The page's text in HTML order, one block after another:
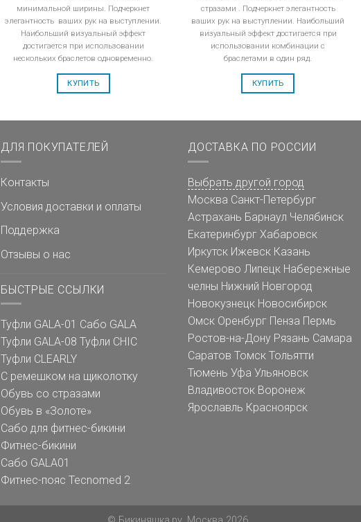
минимальной ширины. Подчеркнет
элегантность ваших рук на выступлении.
Наибольший визуальный эффект
достигается при использовании
нескольких браслетов одновременно.
КУПИТЬ
стразами . Подчеркнет элегантность
ваших рук на выступлении. Наибольший
визуальный эффект достигается при
использовании комбинации с
браслетами в один ряд.
КУПИТЬ
ДЛЯ ПОКУПАТЕЛЕЙ
Контакты
Условия доставки и оплаты
Поддержка
Отзывы о нас
БЫСТРЫЕ ССЫЛКИ
Туфли GALA-01 Сабо GALA
Туфли GALA-08 Туфли CHIC
Туфли CLEARLY
С ремешком на щиколотку
Обувь со стразами
Обувь в «Золоте»
Сабо для фитнес-бикини
Фитнес-бикини
Сабо GALA01
Фитнес-пояс Tecnomed 2
ДОСТАВКА ПО РОССИИ
Выбрать другой город
Москва Санкт-Петербург
Астрахань Барнаул Челябинск
Екатеринбург Хабаровск
Иркутск Ижевск Казань
Кемерово Липецк Набережные
челны Нижний Новгород
Новокузнецк Новосибирск
Омск Оренбург Пенза Пермь
Ростов-на-Дону Рязань Самара
Саратов Томск Тольятти
Тюмень Уфа Ульяновск
Владивосток Воронеж
Ярославль Красноярск